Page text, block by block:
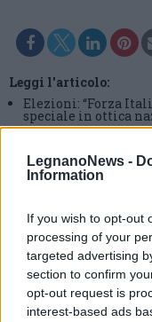
LegnanoNews -
Information
If you wish to opt-out
processing of your
targeted advertising
section to confirm
opt-out request is
interest-based ads
Leggi l'articolo:
Elezioni: “Forza
speciale in ottica